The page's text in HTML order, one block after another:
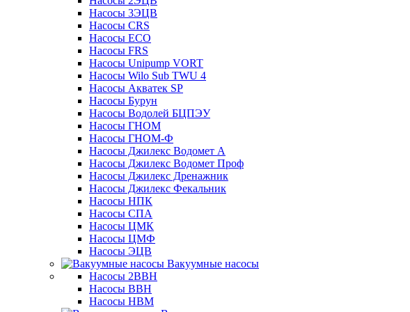
Насосы 3ЭЦВ
Насосы CRS
Насосы ECO
Насосы FRS
Насосы Unipump VORT
Насосы Wilo Sub TWU 4
Насосы Акватек SP
Насосы Бурун
Насосы Водолей БЦПЭУ
Насосы ГНОМ
Насосы ГНОМ-Ф
Насосы Джилекс Водомет А
Насосы Джилекс Водомет Проф
Насосы Джилекс Дренажник
Насосы Джилекс Фекальник
Насосы НПК
Насосы СПА
Насосы ЦМК
Насосы ЦМФ
Насосы ЭЦВ
Вакуумные насосы
Насосы 2ВВН
Насосы ВВН
Насосы НВМ